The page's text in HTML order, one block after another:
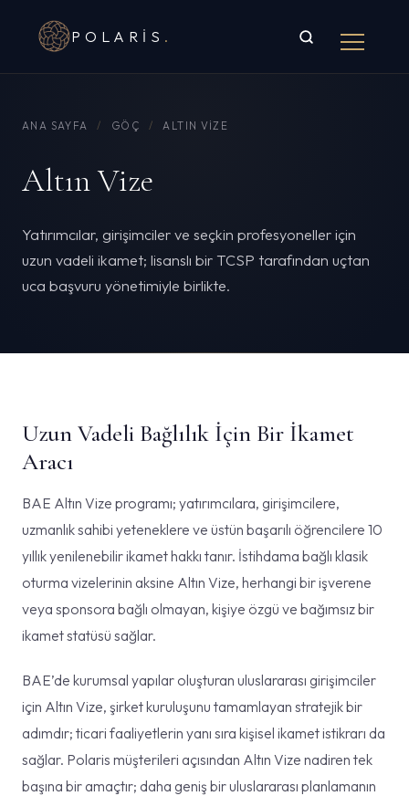
POLARIS .
ANA SAYFA / GÖÇ / ALTIN VIZE
Altın Vize
Yatırımcılar, girişimciler ve seçkin profesyoneller için
uzun vadeli ikamet; lisanslı bir TCSP tarafından uçtan
uca başvuru yönetimiyle birlikte.
Uzun Vadeli Bağlılık İçin Bir İkamet
Aracı
BAE Altın Vize programı; yatırımcılara, girişimcilere,
uzmanlık sahibi yeteneklere ve üstün başarılı öğrencilere 10
yıllık yenilenebilir ikamet hakkı tanır. İstihdama bağlı klasik
oturma vizelerinin aksine Altın Vize, herhangi bir işverene
veya sponsora bağlı olmayan, kişiye özgü ve bağımsız bir
ikamet statüsü sağlar.
BAE’de kurumsal yapılar oluşturan uluslararası girişimciler
için Altın Vize, şirket kuruluşunu tamamlayan stratejik bir
adımdır; ticari faaliyetlerin yanı sıra kişisel ikamet istikrarı da
sağlar. Polaris müşterileri açısından Altın Vize nadiren tek
başına bir amaçtır; daha geniş bir uluslararası planlamanın